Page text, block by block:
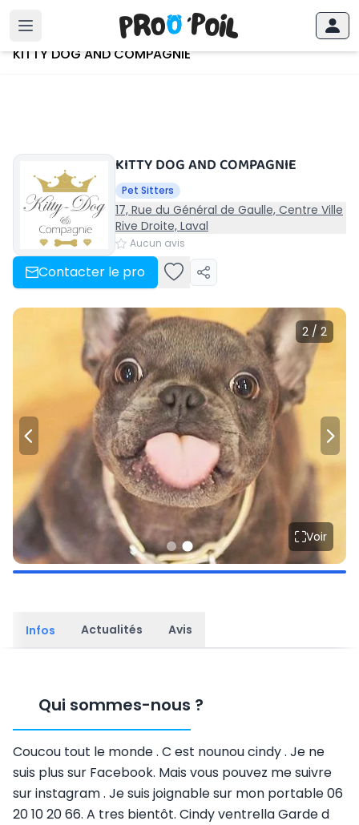
Accueil KITTY DOG AND COMPAGNIE
KITTY DOG AND COMPAGNIE
KITTY DOG AND COMPAGNIE
Pet Sitters
17, Rue du Général de Gaulle, Centre Ville
Rive Droite, Laval
Aucun avis
Contacter le pro
2 / 2
Voir
Infos Actualités Avis
Qui sommes-nous ?
Coucou tout le monde . C est nounou cindy . Je ne
suis plus sur Facebook. Mais vous pouvez me suivre
sur instagram . Je suis joignable sur mon portable 06
20 10 20 66. A tres bientôt. Cindy ventrella Garde d